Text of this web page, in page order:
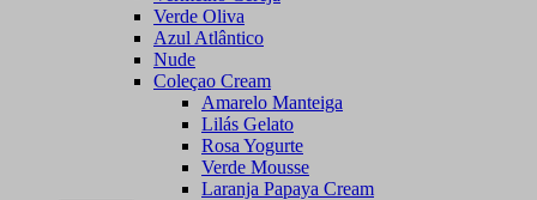
Verde Oliva
Azul Atlântico
Nude
Coleçao Cream
Amarelo Manteiga
Lilás Gelato
Rosa Yogurte
Verde Mousse
Laranja Papaya Cream